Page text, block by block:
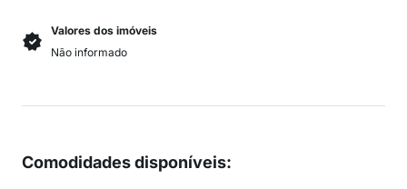
Valores dos imóveis
Não informado
Comodidades disponíveis: